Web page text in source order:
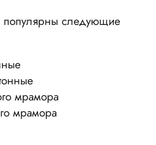
популярны следующие
мрамора
мрамора